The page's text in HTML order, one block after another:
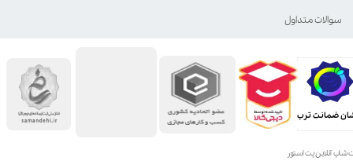
شاپ آنلاین پت استور
ضمانت ترب
سوالات متداول